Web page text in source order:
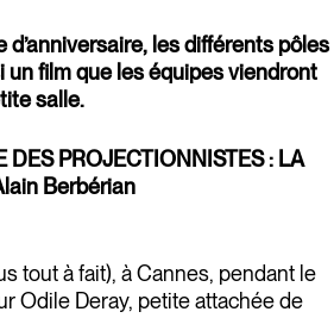
d’anniversaire, les différents pôles
un film que les équipes viendront
salle.
DES PROJECTIONNISTES : LA
Berbérian
tout à fait), à Cannes, pendant le
Odile Deray, petite attachée de